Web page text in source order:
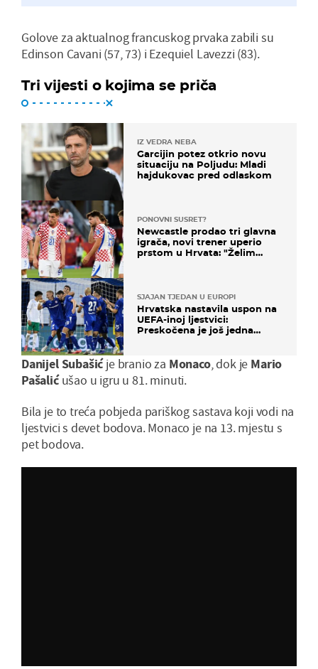
Golove za aktualnog francuskog prvaka zabili su
Edinson Cavani (57, 73) i Ezequiel Lavezzi (83).
Tri vijesti o kojima se priča
IZ VEDRA NEBA
Garcijin potez otkrio novu
situaciju na Poljudu: Mladi
hajdukovac pred odlaskom
PONOVNI SUSRET?
Newcastle prodao tri glavna
igrača, novi trener uperio
prstom u Hrvata: "Želim
SJAJAN TJEDAN U EUROPI
Hrvatska nastavila uspon na
UEFA-inoj ljestvici:
Preskočena je još jedna
Danijel Subašićje branio za Monaco, dok je Mario
Pašalićušao u igru u 81. minuti.
Bila je to treća pobjeda pariškog sastava koji vodi na
ljestvici s devet bodova. Monaco je na 13. mjestu s
pet bodova.